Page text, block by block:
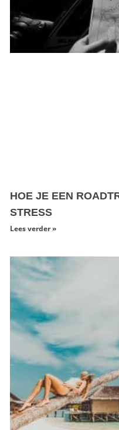
HOE JE EEN
STRESS
Lees verder »